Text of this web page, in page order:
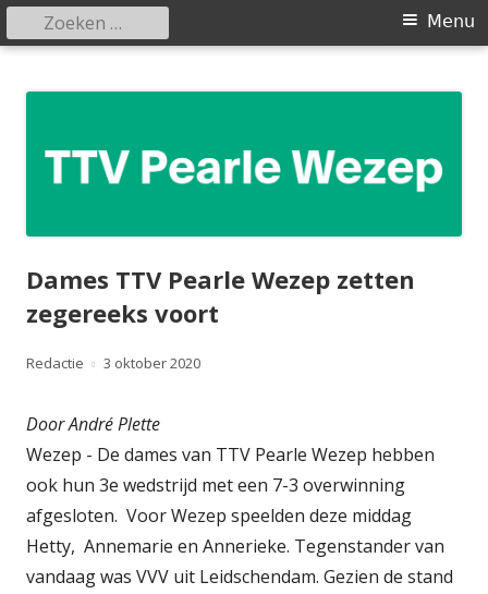
naar
Primair
Menu
Zoeken
naar:
Dames TTV Pearle Wezep zetten
zegereeks voort
Auteur
Redactie
Gepubliceerd
3 oktober 2020
Door André Plette
Wezep - De dames van TTV Pearle Wezep hebben
ook hun 3e wedstrijd met een 7-3 overwinning
afgesloten. Voor Wezep speelden deze middag
Hetty, Annemarie en Annerieke. Tegenstander van
vandaag was VVV uit Leidschendam. Gezien de stand